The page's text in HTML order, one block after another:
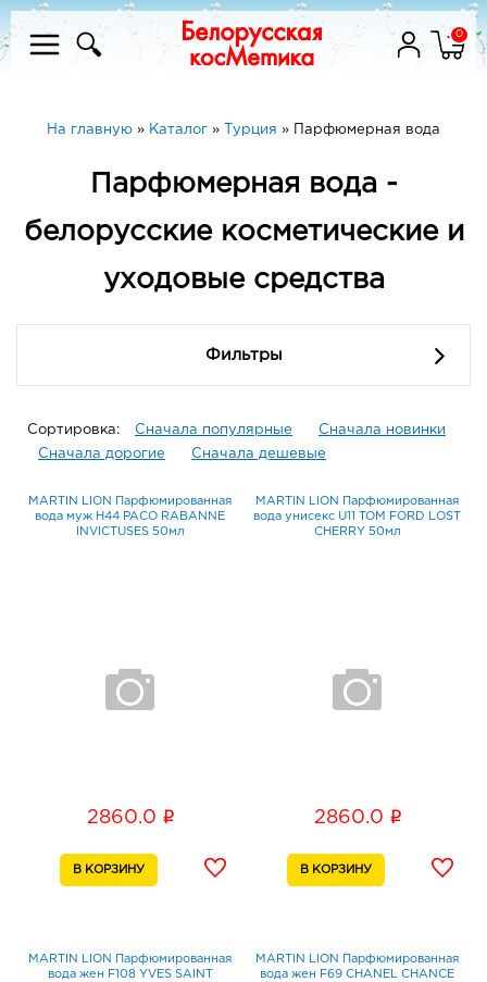
0
На главную » Каталог » Турция » Парфюмерная вода
Парфюмерная вода -
белорусские косметические и
уходовые средства
Фильтры
Сортировка: Сначала популярные
Сначала новинки
Сначала дорогие
Сначала дешевые
MARTIN LION Парфюмированная
вода муж H44 PACO RABANNE
INVICTUSES 50мл
2860.0 i
MARTIN LION Парфюмированная
вода унисекс U11 TOM FORD LOST
CHERRY 50мл
2860.0 i
MARTIN LION Парфюмированная
вода жен F108 YVES SAINT
MARTIN LION Парфюмированная
вода жен F69 CHANEL CHANCE